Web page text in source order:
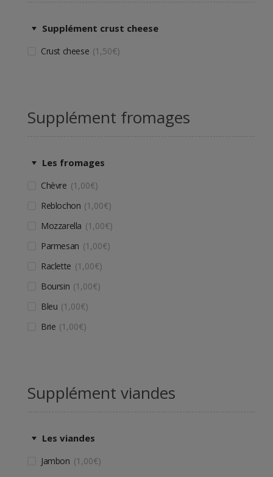
Supplément crust cheese
Crust cheese 1,50€
Supplément fromages
Les fromages
Chèvre 1,00€
Reblochon
1,00€
Mozzarella
1,00€
Parmesan 1,00€
Raclette 1,00€
Boursin
1,00€
Bleu
1,00€
Brie
1,00€
Supplément viandes
Les viandes
Jambon 1,00€